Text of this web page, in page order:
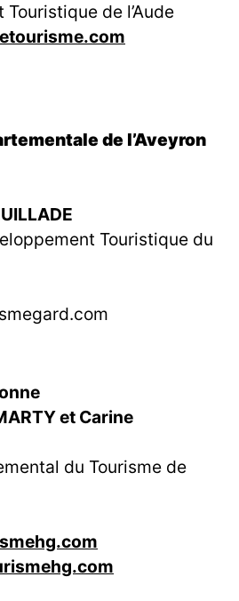
de l’Aude
de l’Aveyron
Touristique du
et Carine
du Tourisme de